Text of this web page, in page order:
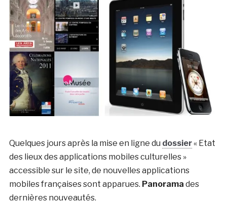
Quelques jours après la mise en ligne du dossier« Etat
des lieux des applications mobiles culturelles »
accessible sur le site, de nouvelles applications
mobiles françaises sont apparues. Panorama des
dernières nouveautés.